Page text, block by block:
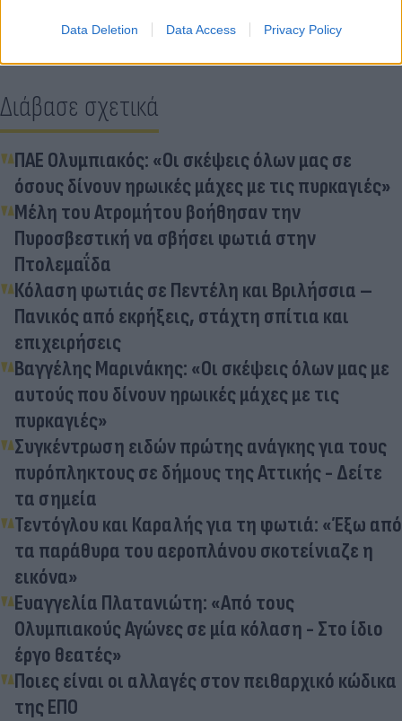
Data Deletion Data Access Privacy Policy
Διάβασε σχετικά
ΠΑΕ Ολυμπιακός: «Οι σκέψεις όλων μας σε
όσους δίνουν ηρωικές μάχες με τις πυρκαγιές»
Μέλη του Ατρομήτου βοήθησαν την
Πυροσβεστική να σβήσει φωτιά στην
Πτολεμαΐδα
Κόλαση φωτιάς σε Πεντέλη και Βριλήσσια –
Πανικός από εκρήξεις, στάχτη σπίτια και
επιχειρήσεις
Βαγγέλης Μαρινάκης: «Οι σκέψεις όλων μας με
αυτούς που δίνουν ηρωικές μάχες με τις
πυρκαγιές»
Συγκέντρωση ειδών πρώτης ανάγκης για τους
πυρόπληκτους σε δήμους της Αττικής - Δείτε
τα σημεία
Τεντόγλου και Καραλής για τη φωτιά: «Έξω από
τα παράθυρα του αεροπλάνου σκοτείνιαζε η
εικόνα»
Ευαγγελία Πλατανιώτη: «Από τους
Ολυμπιακούς Αγώνες σε μία κόλαση - Στο ίδιο
έργο θεατές»
Ποιες είναι οι αλλαγές στον πειθαρχικό κώδικα
της ΕΠΟ